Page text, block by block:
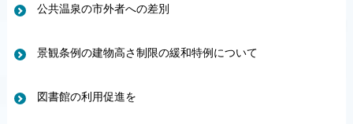
公共温泉の市外者への差別
景観条例の建物高さ制限の緩和特例について
図書館の利用促進を